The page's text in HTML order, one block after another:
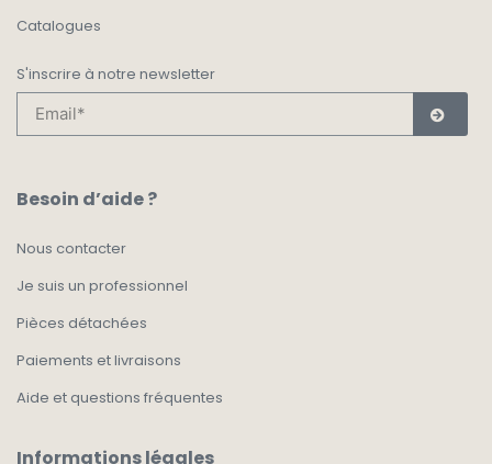
Catalogues
S'inscrire à notre newsletter
Besoin d’aide ?
Nous contacter
Je suis un professionnel
Pièces détachées
Paiements et livraisons
Aide et questions fréquentes
Informations légales